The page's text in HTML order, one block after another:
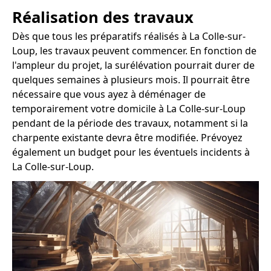
Réalisation des travaux
Dès que tous les préparatifs réalisés à La Colle-sur-
Loup, les travaux peuvent commencer. En fonction de
l'ampleur du projet, la surélévation pourrait durer de
quelques semaines à plusieurs mois. Il pourrait être
nécessaire que vous ayez à déménager de
temporairement votre domicile à La Colle-sur-Loup
pendant de la période des travaux, notamment si la
charpente existante devra être modifiée. Prévoyez
également un budget pour les éventuels incidents à
La Colle-sur-Loup.